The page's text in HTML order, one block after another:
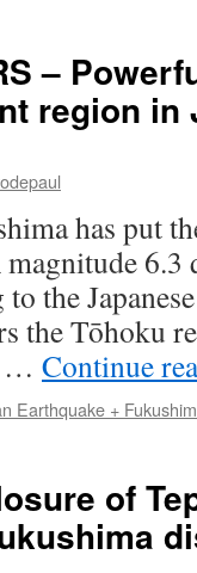
–
region in
has put
6.3
the
the Tōhoku
… Continue
Earthquake +
of